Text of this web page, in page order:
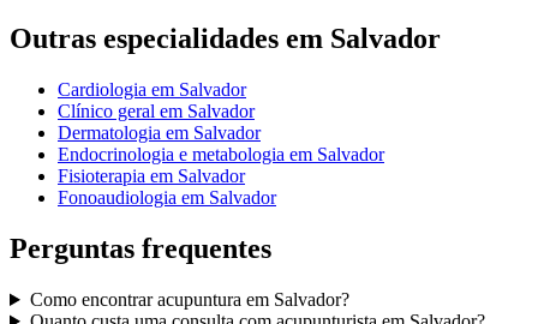
Outras especialidades em Salvador
Cardiologia em Salvador
Clínico geral em Salvador
Dermatologia em Salvador
Endocrinologia e metabologia em Salvador
Fisioterapia em Salvador
Fonoaudiologia em Salvador
Perguntas frequentes
Como encontraracupuntura em Salvador?